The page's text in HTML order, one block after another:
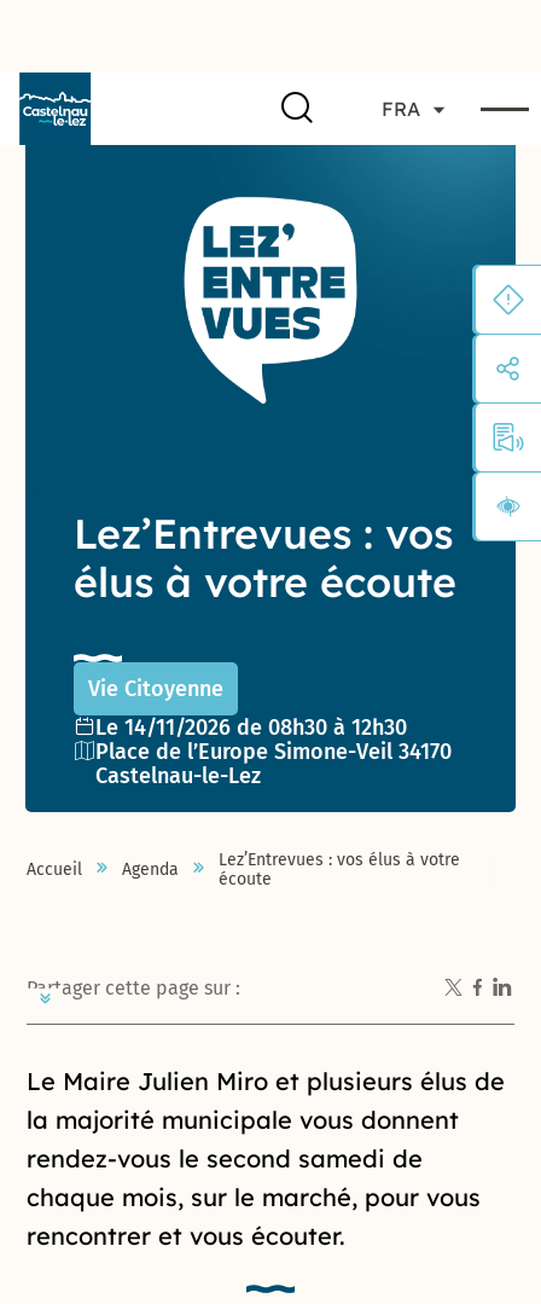
FRA
Lez’Entrevues : vos
élus à votre écoute
Vie Citoyenne
Date de l'événement :
Le 14/11/2026 de 08h30 à 12h30
Lieu :
Place de l’Europe Simone-Veil 34170
Castelnau-le-Lez
Accueil Agenda
Lez’Entrevues : vos élus à votre
écoute
Partager cette page sur :
Introduction de la page
Le Maire Julien Miro et plusieurs élus de
la majorité municipale vous donnent
rendez-vous le second samedi de
chaque mois, sur le marché, pour vous
rencontrer et vous écouter.